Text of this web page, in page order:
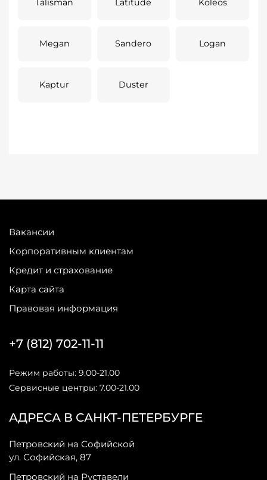
Talisman Latitude Koleos
Megan Sandero Logan
Kaptur Duster
Вакансии
Корпоративным клиентам
Кредит и страхование
Карта сайта
Правовая информация
АДРЕСА В САНКТ-ПЕТЕРБУРГЕ
Петровский на Софийской
ул. Софийская, 87
Петровский на Руставели
+7 (812) 702-11-11
Режим работы: 9.00-21.00
Сервисные центры: 7.00-21.00